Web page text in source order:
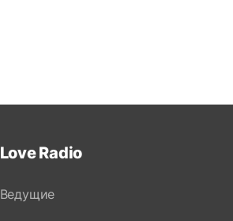
Love Radio
Ведущие